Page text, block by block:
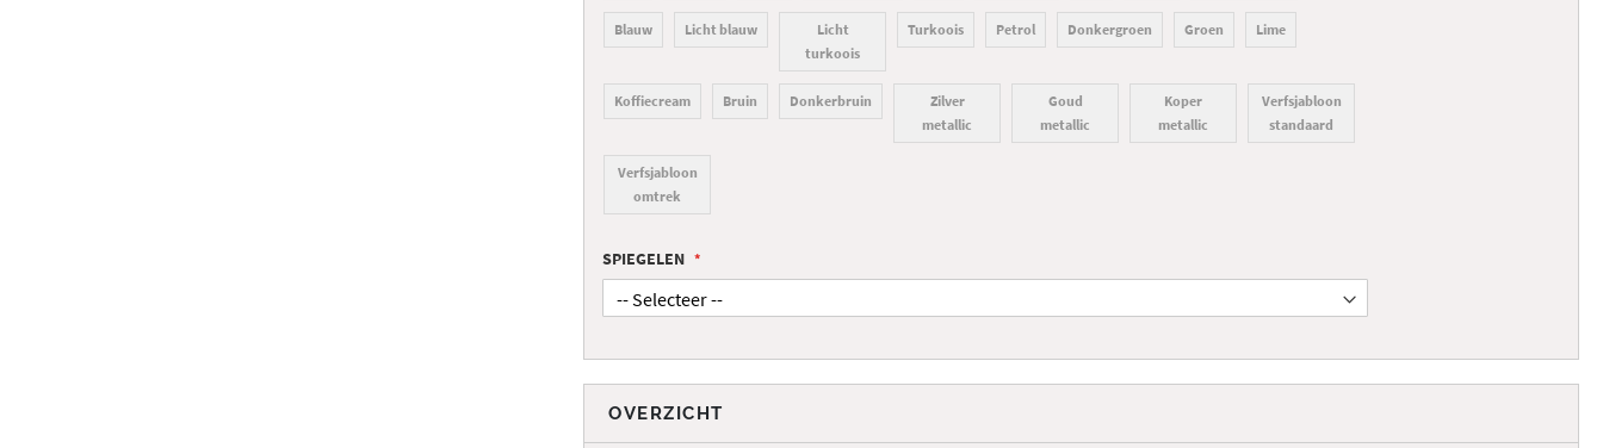
Blauw Licht blauw
Licht
turkoois
Turkoois Petrol Donkergroen Groen Lime
Koffiecream Bruin Donkerbruin
Zilver
metallic
Goud
metallic
Koper
metallic
Verfsjabloon
standaard
Verfsjabloon
omtrek
SPIEGELEN
OVERZICHT